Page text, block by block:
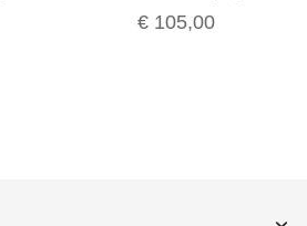
€ 105,00